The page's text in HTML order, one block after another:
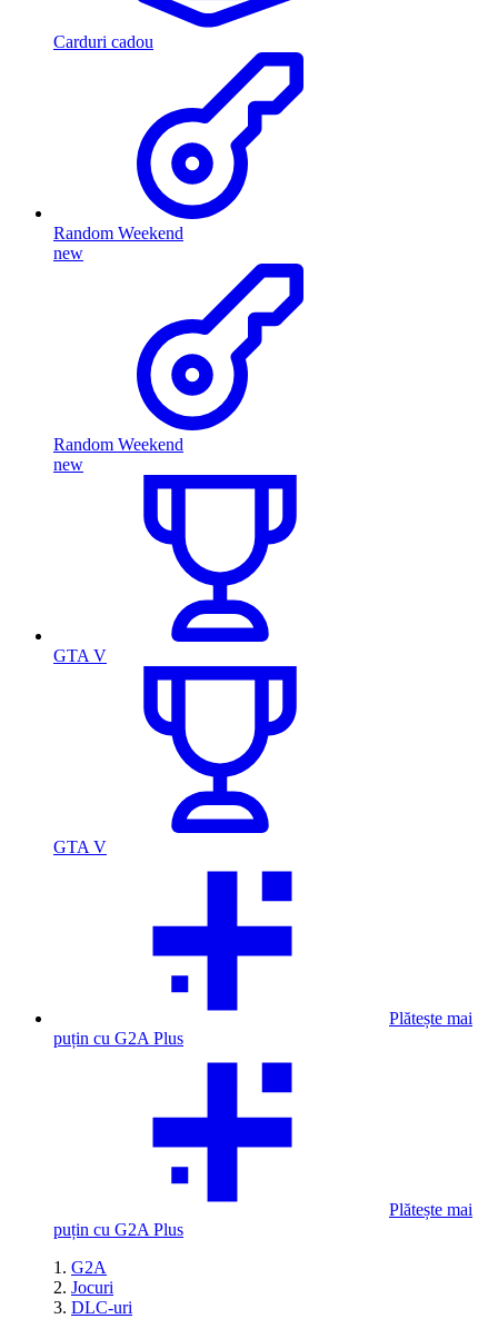
Carduri cadou
Random Weekend
new
Random Weekend
new
GTA V
GTA V
Plătește mai
puțin cu G2A Plus
Plătește mai
puțin cu G2A Plus
G2A
Jocuri
DLC-uri